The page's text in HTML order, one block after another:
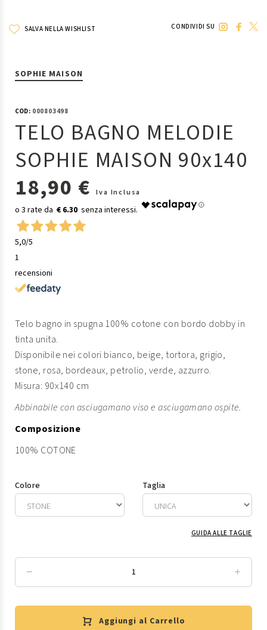
SALVA NELLA WISHLIST CONDIVIDI SU
SOPHIE MAISON
COD:000803498
TELO BAGNO MELODIE
SOPHIE MAISON 90x140
18,90 €
Iva Inclusa
€ 6.30
5,0/5
1
recensioni
Telo bagno in spugna 100% cotone con bordo dobby in
tinta unita.
Disponibile nei colori bianco, beige, tortora, grigio,
stone, rosa, bordeaux, petrolio, verde, azzurro.
Misura: 90x140 cm
Abbinabile con asciugamano viso e asciugamano ospite.
Composizione
100% COTONE
Colore Taglia
GUIDA ALLE TAGLIE
Aggiungi al Carrello